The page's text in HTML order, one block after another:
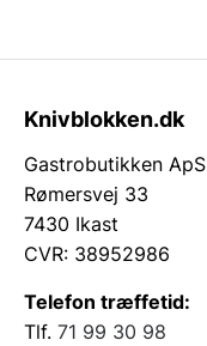
Knivblokken.dk
Gastrobutikken ApS
Rømersvej 33
7430 Ikast
CVR: 38952986
Telefon træffetid:
Tlf. 71 99 30 98